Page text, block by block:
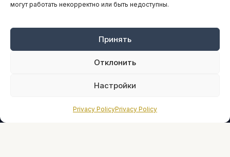
могут работать некорректно или быть недоступны.
Принять
Отклонить
Настройки
Privacy PolicyPrivacy Policy
НАВИГАЦИЯ
Оплата онлайн